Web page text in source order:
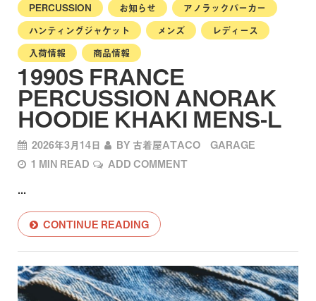
PERCUSSION お知らせ
アノラックパーカー
ハンティングジャケット
メンズ
レディース
入荷情報
商品情報
1990S FRANCE
PERCUSSION ANORAK
HOODIE KHAKI MENS-L
2026年3月14日 BY 古着屋ATACO GARAGE
1 MIN READ
ADD COMMENT
...
CONTINUE READING